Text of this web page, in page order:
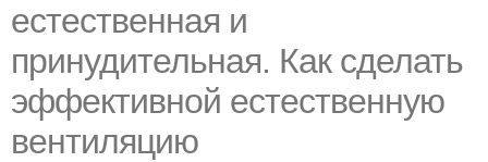
естественная и
принудительная. Как сделать
эффективной естественную
вентиляцию